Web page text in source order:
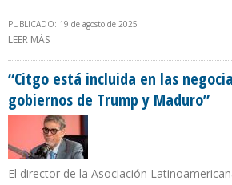
PUBLICADO: 19 de agosto de 2025
LEER MÁS
“Citgo está incluida en las
gobiernos de Trump y Maduro”
El director de la Asociación